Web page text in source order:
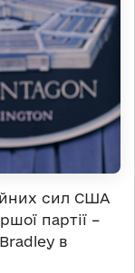
сил США
партії –
в